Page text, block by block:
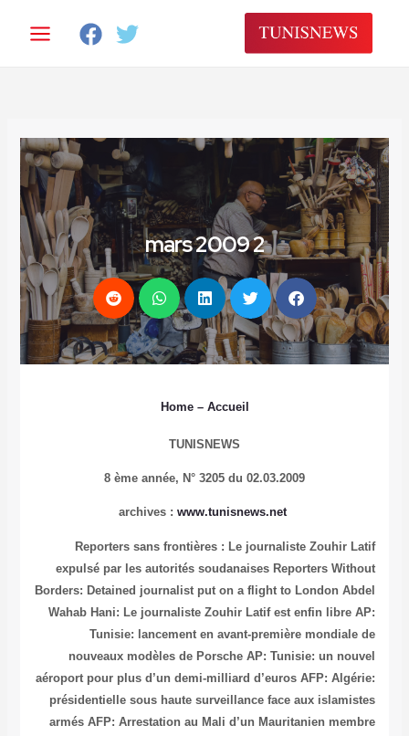
المحتوى
2 mars 2009
Home– Accueil
TUNISNEWS
8 ème année, N° 3205 du 02.03.2009
archives : www.tunisnews.net
Reporters sans frontières : Le journaliste Zouhir Latif
expulsé par les autorités soudanaises Reporters Without
Borders: Detained journalist put on a flight to London Abdel
Wahab Hani: Le journaliste Zouhir Latif est enfin libreAP:
Tunisie: lancement en avant-première mondiale de
nouveaux modèles de Porsche AP: Tunisie: un nouvel
aéroport pour plus d’un demi-milliard d’eurosAFP: Algérie:
présidentielle sous haute surveillance face aux islamistes
armés AFP: Arrestation au Mali d’un Mauritanien membre